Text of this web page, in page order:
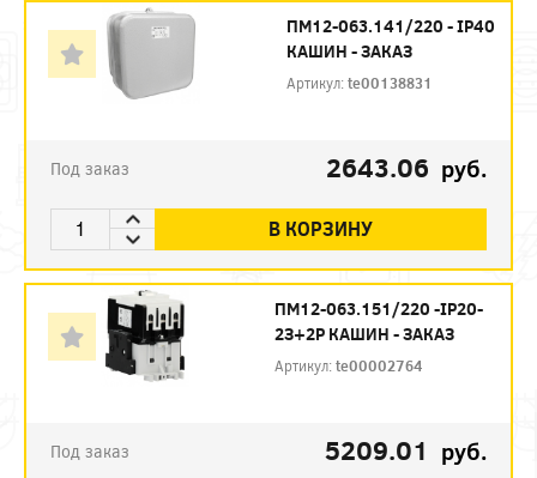
ПМ12-063.141/220 - IP40
КАШИН - ЗАКАЗ
Артикул:te00138831
Под заказ 2643.06 руб.
В КОРЗИНУ
ПМ12-063.151/220 -IP20-
2З+2Р КАШИН - ЗАКАЗ
Артикул:te00002764
Под заказ 5209.01 руб.